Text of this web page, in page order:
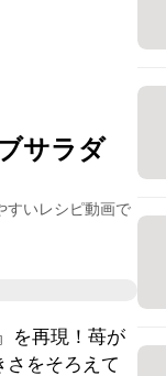
サラダ
すいレシピ動画で
を再現！苺が
をそろえて